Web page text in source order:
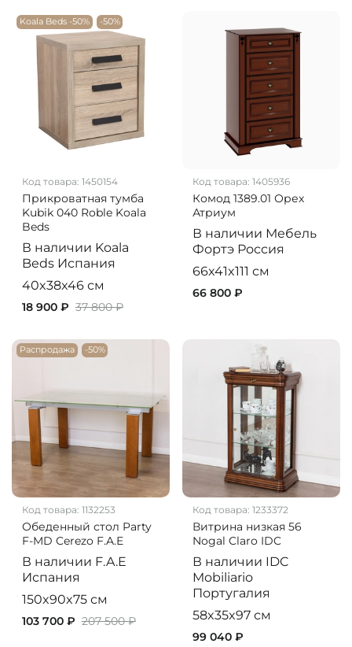
Koala Beds -50% -50%
Код товара: 1450154
Прикроватная тумба
Kubik 040 Roble Koala
Beds
В наличии Koala
Beds Испания
40x38x46 см
18 900 ₽ 37 800 ₽
Код товара: 1405936
Комод 1389.01 Орех
Атриум
В наличии Мебель
Фортэ Россия
66x41x111 см
66 800 ₽
Распродажа -50%
Код товара: 1132253
Обеденный стол Party
F-MD Cerezo F.A.E
В наличии F.A.E
Испания
150x90x75 см
103 700 ₽ 207 500 ₽
Код товара: 1233372
Витрина низкая 56
Nogal Claro IDC
В наличии IDC
Mobiliario
Португалия
58x35x97 см
99 040 ₽